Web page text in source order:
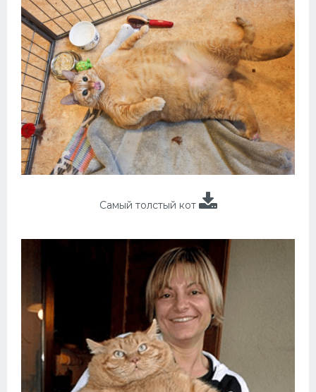
Самый толстый кот